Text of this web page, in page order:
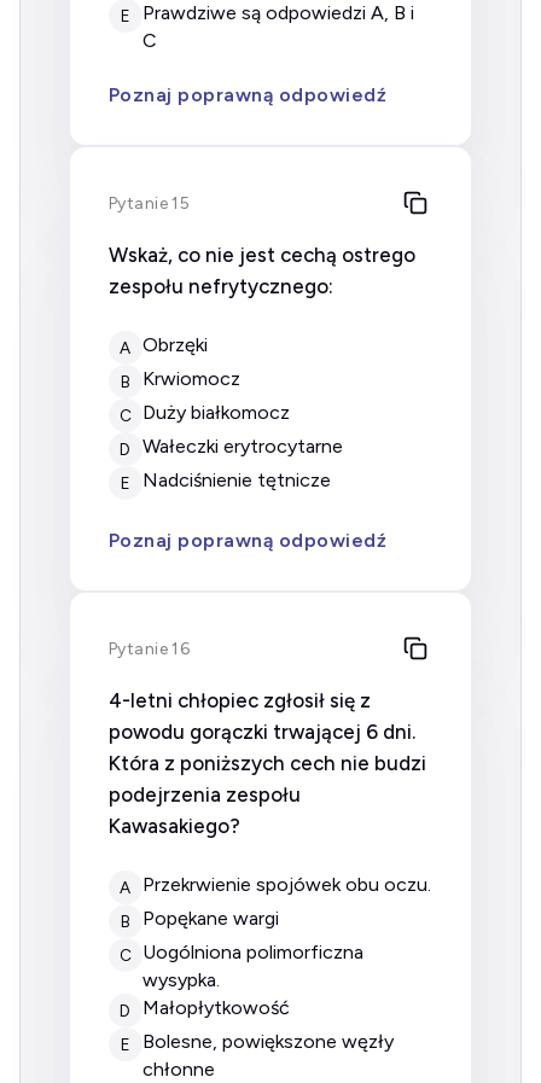
E
prawdziwe są odpowiedzi A, B i
C
Poznaj poprawną odpowiedź
Pytanie 15
Wskaż, co nie jest cechą ostrego
zespołu nefrytycznego:
A Obrzęki
B Krwiomocz
C Duży białkomocz
D Wałeczki erytrocytarne
E Nadciśnienie tętnicze
Poznaj poprawną odpowiedź
Pytanie 16
4-letni chłopiec zgłosił się z
powodu gorączki trwającej 6 dni.
Która z poniższych cech nie budzi
podejrzenia zespołu
Kawasakiego?
A Przekrwienie spojówek obu oczu.
B Popękane wargi
C
Uogólniona polimorficzna
wysypka.
D Małopłytkowość
E
Bolesne, powiększone węzły
chłonne